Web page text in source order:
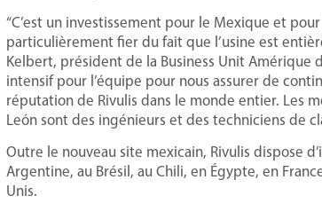
“C’est un investissement pour le Mexique et
particulièrement fier du fait que l’usine est
Kelbert, président de la Business Unit Amérique
intensif pour l’équipe pour nous assurer de
réputation de Rivulis dans le monde entier. Les
León sont des ingénieurs et des techniciens de
Outre le nouveau site mexicain, Rivulis dispose
Argentine, au Brésil, au Chili, en Égypte, en
Unis.